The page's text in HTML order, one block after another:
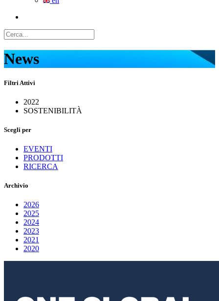
News
Filtri Attivi
2022
SOSTENIBILITÀ
Scegli per
EVENTI
PRODOTTI
RICERCA
Archivio
2026
2025
2024
2023
2021
2020